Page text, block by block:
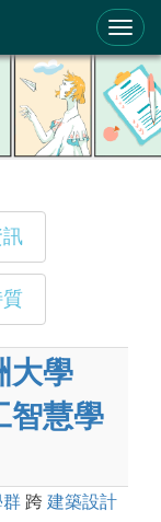
大學
智慧學
群 跨 建築設計